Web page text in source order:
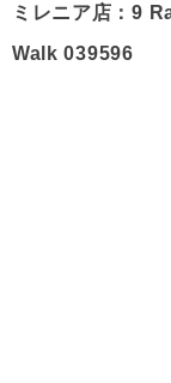
ミレニア店：9
Walk 039596